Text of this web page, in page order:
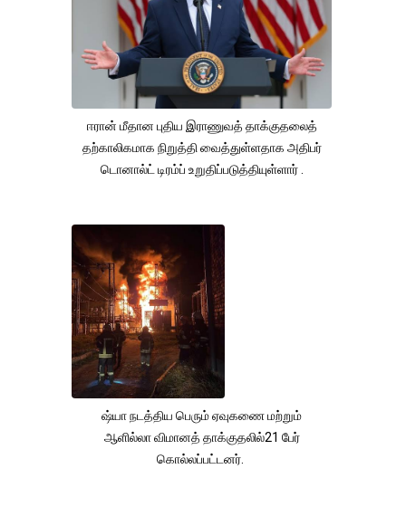
ஈரான் மீதான புதிய இராணுவத் தாக்குதலைத்
தற்காலிகமாக நிறுத்தி வைத்துள்ளதாக அதிபர்
டொனால்ட் டிரம்ப் உறுதிப்படுத்தியுள்ளார் .
ஷ்யா நடத்திய பெரும் ஏவுகணை மற்றும்
ஆளில்லா விமானத் தாக்குதலில்21 பேர்
கொல்லப்பட்டனர்.